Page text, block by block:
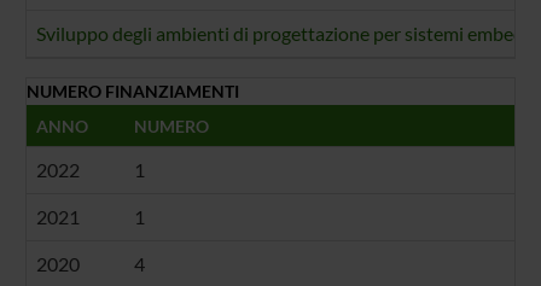
Sviluppo degli ambienti di progettazione per sistemi
NUMERO FINANZIAMENTI
ANNO
NUMERO
2022 1
2021 1
2020 4